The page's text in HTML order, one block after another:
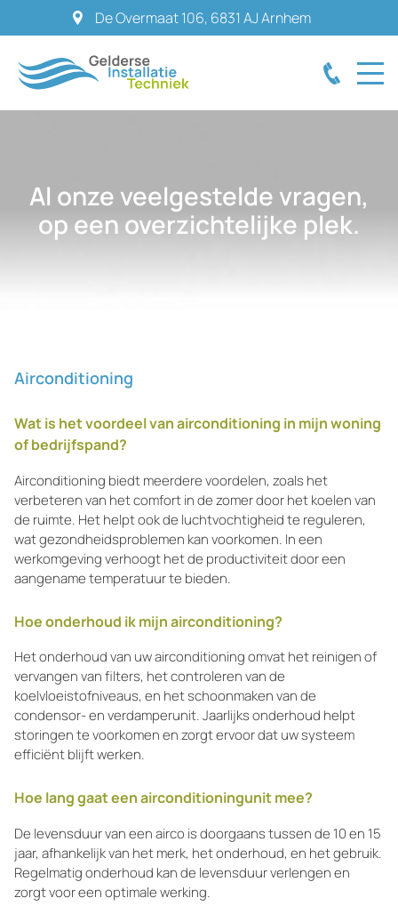
De Overmaat 106, 6831 AJArnhem
Al onze veelgestelde vragen,
op een overzichtelijke plek.
Airconditioning
Wat is het voordeel van airconditioning in mijn woning
of bedrijfspand?
Airconditioning biedt meerdere voordelen, zoals het
verbeteren van het comfort in de zomer door het koelen van
de ruimte. Het helpt ook de luchtvochtigheid te reguleren,
wat gezondheidsproblemen kan voorkomen. In een
werkomgeving verhoogt het de productiviteit door een
aangename temperatuur te bieden.
Hoe onderhoud ik mijn airconditioning?
Het onderhoud van uw airconditioning omvat het reinigen of
vervangen van filters, het controleren van de
koelvloeistofniveaus, en het schoonmaken van de
condensor- en verdamperunit. Jaarlijks onderhoud helpt
storingen te voorkomen en zorgt ervoor dat uw systeem
efficiënt blijft werken.
Hoe lang gaat een airconditioningunit mee?
De levensduur van een airco is doorgaans tussen de 10 en 15
jaar, afhankelijk van het merk, het onderhoud, en het gebruik.
Regelmatig onderhoud kan de levensduur verlengen en
zorgt voor een optimale werking.